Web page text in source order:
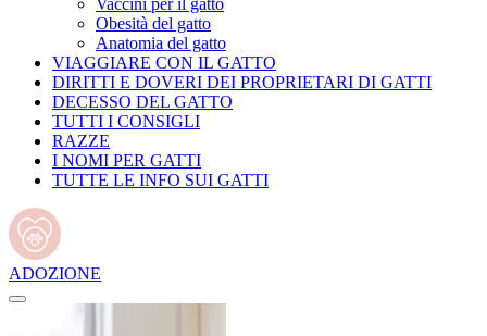
Vaccini per il gatto
Obesità del gatto
Anatomia del gatto
VIAGGIARE CON IL GATTO
DIRITTI E DOVERI DEI PROPRIETARI DI GATTI
DECESSO DEL GATTO
TUTTI I CONSIGLI
RAZZE
I NOMI PER GATTI
TUTTE LE INFO SUI GATTI
ADOZIONE